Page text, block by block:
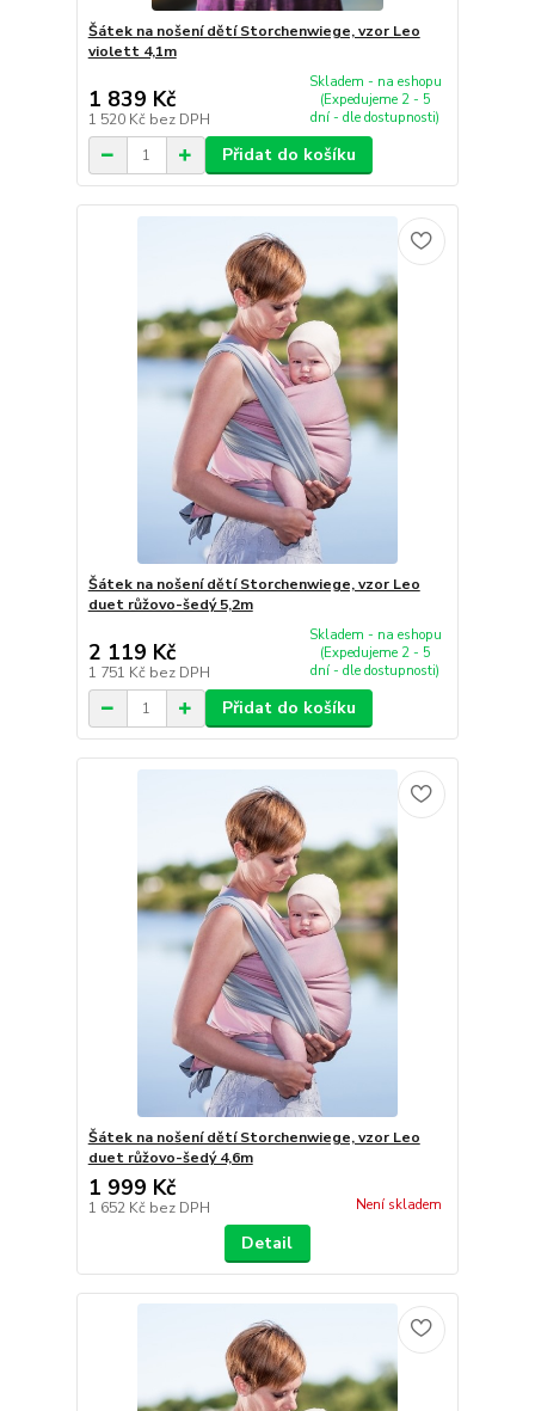
Šátek na nošení dětí Storchenwiege, vzor Leo
violett 4,1m
1 839 Kč
1 520 Kč bez DPH
Skladem - na eshopu
(Expedujeme 2 - 5
dní - dle dostupnosti)
Přidat do košíku
Šátek na nošení dětí Storchenwiege, vzor Leo
duet růžovo-šedý 5,2m
2 119 Kč
1 751 Kč bez DPH
Skladem - na eshopu
(Expedujeme 2 - 5
dní - dle dostupnosti)
Přidat do košíku
Šátek na nošení dětí Storchenwiege, vzor Leo
duet růžovo-šedý 4,6m
1 999 Kč
1 652 Kč bez DPH Není skladem
Detail